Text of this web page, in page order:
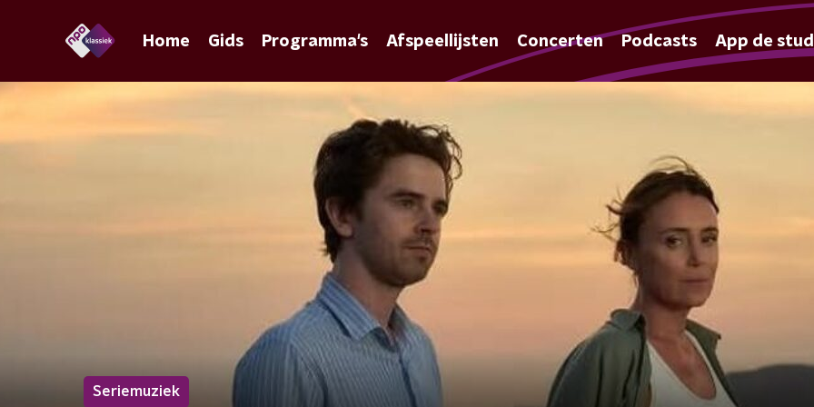
Home Gids Programma's Afspeellijsten Concerten Podcasts App de
Seriemuziek